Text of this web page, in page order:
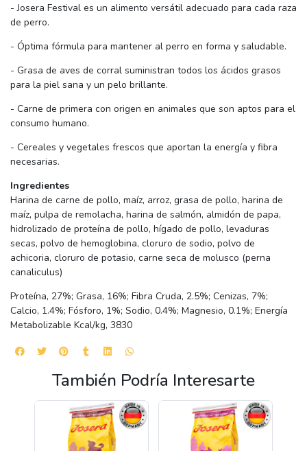
- Josera Festival es un alimento versátil adecuado para cada raza
de perro.
- Óptima fórmula para mantener al perro en forma y saludable.
- Grasa de aves de corral suministran todos los ácidos grasos
para la piel sana y un pelo brillante.
- Carne de primera con origen en animales que son aptos para el
consumo humano.
- Cereales y vegetales frescos que aportan la energía y fibra
necesarias.
Ingredientes
Harina de carne de pollo, maíz, arroz, grasa de pollo, harina de
maíz, pulpa de remolacha, harina de salmón, almidón de papa,
hidrolizado de proteína de pollo, hígado de pollo, levaduras
secas, polvo de hemoglobina, cloruro de sodio, polvo de
achicoria, cloruro de potasio, carne seca de molusco (perna
canaliculus)
Proteína, 27%; Grasa, 16%; Fibra Cruda, 2.5%; Cenizas, 7%;
Calcio, 1.4%; Fósforo, 1%; Sodio, 0.4%; Magnesio, 0.1%; Energía
Metabolizable Kcal/kg, 3830
También Podría Interesarte